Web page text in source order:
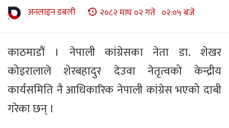
अनलाइन डबली २०८२ माघ ०२ गते ०२:०५ बजे
काठमाडौं । नेपाली कांग्रेसका नेता डा. शेखर
कोइरालाले शेरबहादुर देउवा नेतृत्वको केन्द्रीय
कार्यसमिति नै आधिकारिक नेपाली कांग्रेस भएको दाबी
गरेका छन् ।